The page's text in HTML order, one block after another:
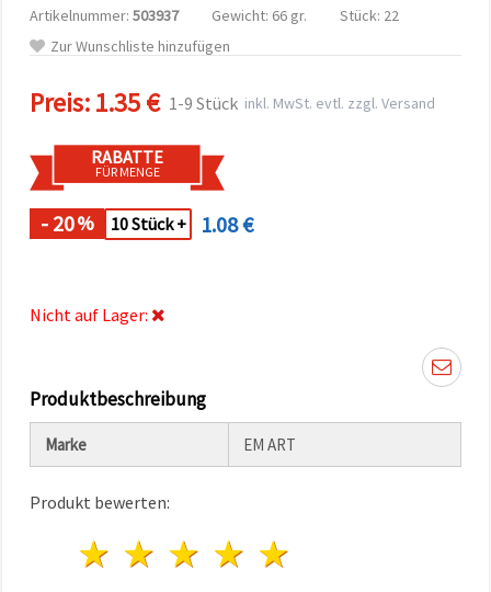
Sie können
Cookies
oder Ihre
Auswahl in
Einstellungen
individuell
festlegen.
Ihre
Einwilligung
können Sie
widerrufen.
Alle
akzeptieren
Cookie-
Artikelnummer: 503937 Gewicht: 66 gr.
Stück: 22
Zur Wunschliste hinzufügen
Preis:1.35 € 1-9 Stück inkl. MwSt. evtl. zzgl. Versand
RABATTE
FÜR MENGE
- 20% 10 Stück + 1.08 €
Nicht auf Lager:
Produktbeschreibung
Marke EM ART
Produkt bewerten:
4 Sterne
3 Sterne
2 Sterne
1 Stern